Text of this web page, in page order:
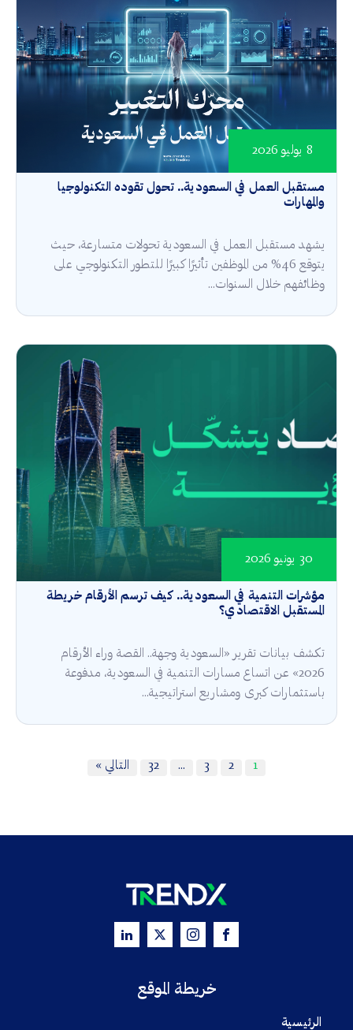
مستقبل العمل في السعودية.. تحول تقوده التكنولوجيا
والمهارات
8 يوليو 2026
يشهد مستقبل العمل في السعودية تحولات متسارعة، حيث
يتوقع 46% من الموظفين تأثيرًا كبيرًا للتطور التكنولوجي على
وظائفهم خلال السنوات...
مؤشرات التنمية في السعودية.. كيف ترسم الأرقام خريطة
المستقبل الاقتصادي؟
30 يونيو 2026
تكشف بيانات تقرير «السعودية وجهة.. القصة وراء الأرقام
2026» عن اتساع مسارات التنمية في السعودية، مدفوعة
باستثمارات كبرى ومشاريع استراتيجية...
1
2
3
…
32 التالي »
خريطة الموقع
الرئيسية